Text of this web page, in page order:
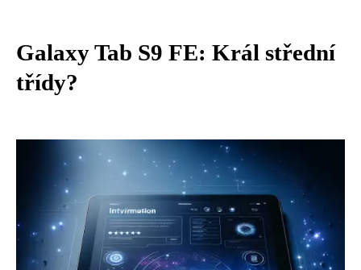
Galaxy Tab S9 FE: Král střední
třídy?